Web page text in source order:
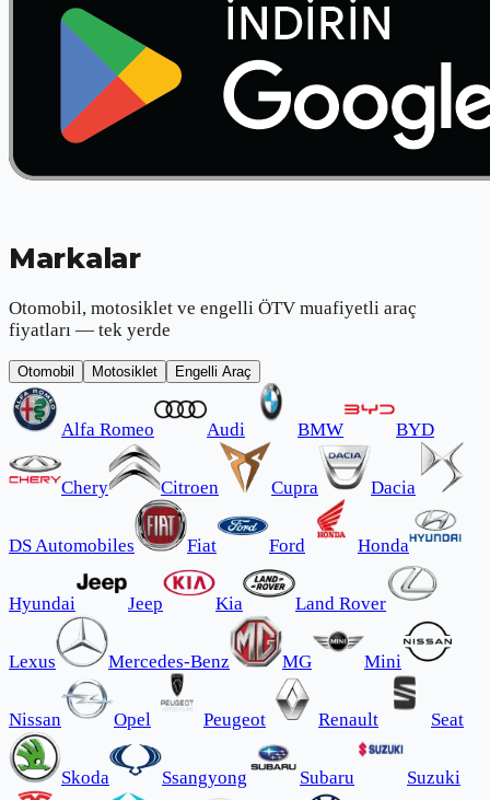
Markalar
Otomobil, motosiklet ve engelli ÖTV muafiyetli araç
fiyatları — tek yerde
Otomobil Motosiklet Engelli Araç
Alfa Romeo Audi BMW BYD
Chery Citroen Cupra Dacia
DS Automobiles Fiat Ford Honda
Hyundai Jeep Kia Land Rover
Lexus Mercedes-Benz MG Mini
Nissan Opel Peugeot Renault Seat
Skoda Ssangyong Subaru Suzuki